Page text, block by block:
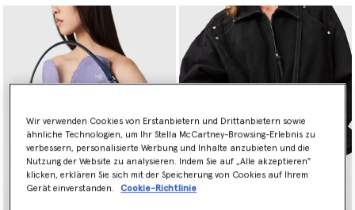
Wir verwenden Cookies von Erstanbietern und Drittanbietern sowie
ähnliche Technologien, um Ihr Stella McCartney-Browsing-Erlebnis zu
verbessern, personalisierte Werbung und Inhalte anzubieten und die
Nutzung der Website zu analysieren. Indem Sie auf „Alle akzeptieren"
klicken, erklären Sie sich mit der Speicherung von Cookies auf Ihrem
Gerät einverstanden.
Cookie-Richtlinie